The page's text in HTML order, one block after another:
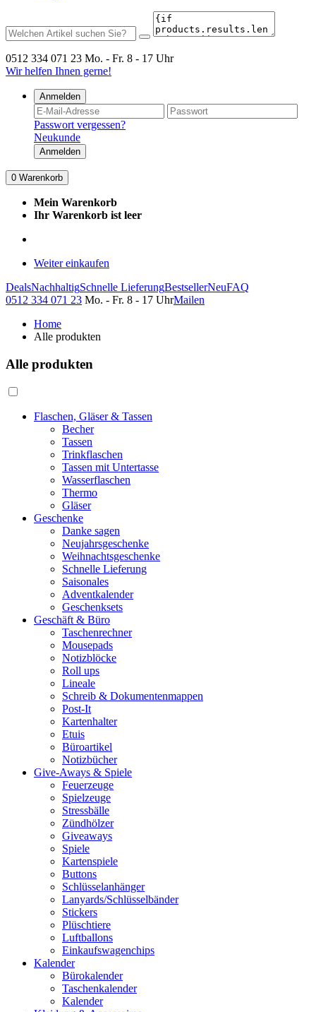
0512 334 071 23 Mo. - Fr. 8 - 17 Uhr
Wir helfen Ihnen gerne!
Anmelden
Passwort vergessen?
Neukunde
Anmelden
0 Warenkorb
Mein Warenkorb
Ihr Warenkorb ist leer
Weiter einkaufen
DealsNachhaltigSchnelle LieferungBestsellerNeuFAQ
0512 334 071 23 Mo. - Fr. 8 - 17 UhrMailen
Home
Alle produkten
Alle produkten
Flaschen, Gläser & Tassen
Becher
Tassen
Trinkflaschen
Tassen mit Untertasse
Wasserflaschen
Thermo
Gläser
Geschenke
Danke sagen
Neujahrsgeschenke
Weihnachtsgeschenke
Schnelle Lieferung
Saisonales
Adventkalender
Geschenksets
Geschäft & Büro
Taschenrechner
Mousepads
Notizblöcke
Roll ups
Lineale
Schreib & Dokumentenmappen
Post-It
Kartenhalter
Etuis
Büroartikel
Notizbücher
Give-Aways & Spiele
Feuerzeuge
Spielzeuge
Stressbälle
Zündhölzer
Giveaways
Spiele
Kartenspiele
Buttons
Schlüsselanhänger
Lanyards/Schlüsselbänder
Stickers
Plüschtiere
Luftballons
Einkaufswagenchips
Kalender
Bürokalender
Taschenkalender
Kalender